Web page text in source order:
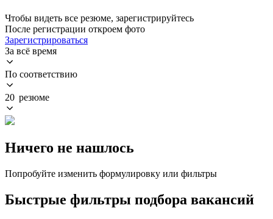
Чтобы видеть все резюме, зарегистрируйтесь
После регистрации откроем фото
Зарегистрироваться
За всё время
По соответствию
20 резюме
Ничего не нашлось
Попробуйте изменить формулировку или фильтры
Быстрые фильтры подбора вакансий